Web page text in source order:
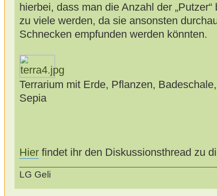
hierbei, dass man die Anzahl der
zu viele werden, da sie ansonsten
Schnecken empfunden werden könnten.
Terrarium mit Erde, Pflanzen,
Sepia
Hierfindet ihr den Diskussionsthread zu
LG Geli